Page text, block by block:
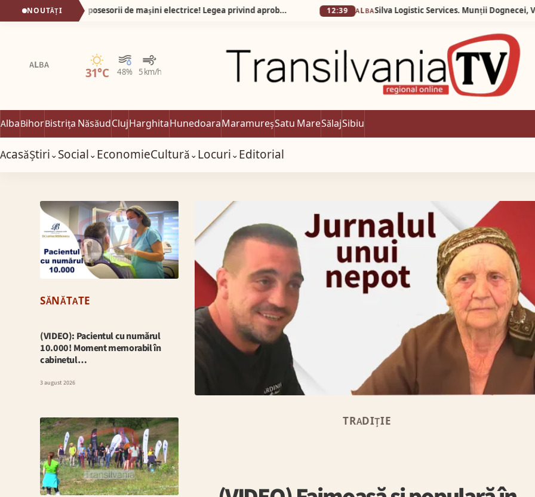
NOUTĂȚI O veste foarte bună pentru posesorii de mașini electrice! Legea privind aprobarea Ordonanței de Urgență nr. 4/2026 a fost promulgată de președintele României și publicată în Monitorul Oficial. 12:39 ALBA
ALBA
31°C 48% 5 km/h
Senin
AlbaBihorBistrița NăsăudClujHarghitaHunedoaraMaramureșSatu MareSălajSibiu
AcasăȘtiri⌄Social⌄EconomieCultură⌄Locuri⌄Editorial
SĂNĂTATE
(VIDEO): Pacientul cu numărul
10.000! Moment memorabil în
cabinetul…
3 august 2026
TRADIȚIE